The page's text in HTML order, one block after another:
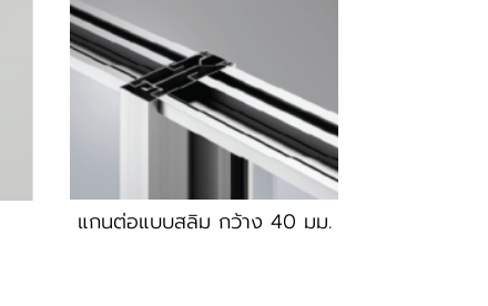
แกนต่อแบบสลิม กว้าง 40 มม.